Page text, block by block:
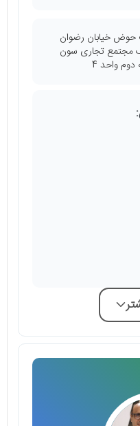
حوض خیابان رضوان
مجتمع تجاری سون